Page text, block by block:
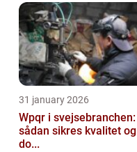
31 january 2026
Wpqr i svejsebranchen:
sådan sikres kvalitet og
do...